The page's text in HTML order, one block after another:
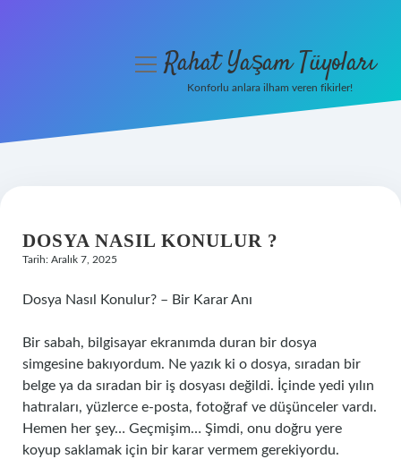
Hakkımızda
menüyüRahat Yaşam Tüyoları
Konforlu anlara ilham veren fikirler!
DOSYA NASIL KONULUR ?
Tarih: Aralık 7, 2025
Dosya Nasıl Konulur? – Bir Karar Anı
Bir sabah, bilgisayar ekranımda duran bir dosya
simgesine bakıyordum. Ne yazık ki o dosya, sıradan bir
belge ya da sıradan bir iş dosyası değildi. İçinde yedi yılın
hatıraları, yüzlerce e-posta, fotoğraf ve düşünceler vardı.
Hemen her şey… Geçmişim… Şimdi, onu doğru yere
koyup saklamak için bir karar vermem gerekiyordu.